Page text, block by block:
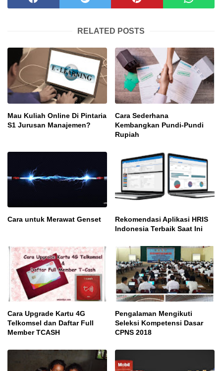
RELATED POSTS
Mau Kuliah Online Di Pintaria
S1 Jurusan Manajemen?
Cara Sederhana
Kembangkan Pundi-Pundi
Rupiah
Cara untuk Merawat Genset
Rekomendasi Aplikasi HRIS
Indonesia Terbaik Saat Ini
Cara Upgrade Kartu 4G
Telkomsel dan Daftar Full
Member TCASH
Pengalaman Mengikuti
Seleksi Kompetensi Dasar
CPNS 2018